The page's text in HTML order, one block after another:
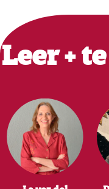
Primary
Sidebar
Leer +